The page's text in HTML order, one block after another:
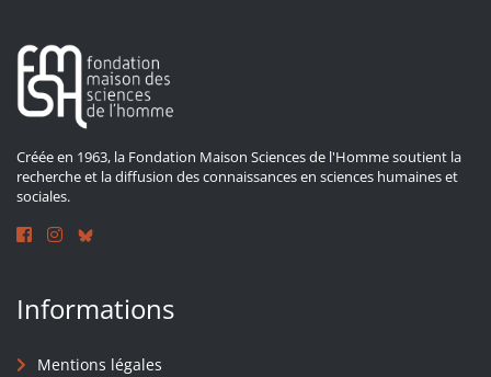
Créée en 1963, la Fondation Maison Sciences de l'Homme soutient la
recherche et la diffusion des connaissances en sciences humaines et
sociales.
Informations
Mentions légales